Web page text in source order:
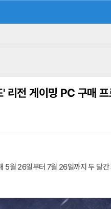
리전 게이밍 PC 구매 프
5월 26일부터 7월 26일까지 두 달